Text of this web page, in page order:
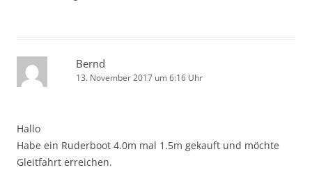
Bernd
13. November 2017 um 6:16 Uhr
Hallo
Habe ein Ruderboot 4.0m mal 1.5m gekauft und möchte
Gleitfahrt erreichen.